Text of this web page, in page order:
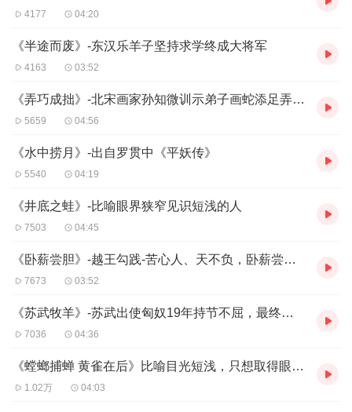
极了！孟子的妈妈知道了，又皱皱眉头：「这个地方也不适
这一次，他们搬到了学校附近。孟子开始变得守秩序、懂礼
「这才是我儿子应该住的地方呀！」后来，大家就用“孟母
三迁”来表示人应该要接近好的人、事、物，才能学习到好
的习惯！
4177 04:20
《半途而废》-东汉乐羊子坚持求学终成大将军
4163 03:52
《弄巧成拙》-北宋画家孙知微训示弟子画蛇添足弄巧成拙
5659 04:56
《水中捞月》-出自罗贯中《平妖传》
5540 04:19
《井底之蛙》-比喻眼界狭窄见识短浅的人
7503 04:45
《卧薪尝胆》-越王勾践-苦心人、天不负，卧薪尝胆，三千越甲可吞吴
7673 03:52
《苏武牧羊》-苏武出使匈奴19年持节不屈，最终获释回汉
7036 04:36
《螳螂捕蝉 黄雀在后》比喻目光短浅，只想取得眼前利益而不顾后患
1.02万 04:03